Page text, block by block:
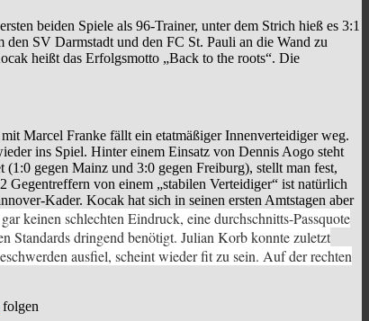
beiden Spiele als 96-Trainer, unter dem Strich hieß es 3:1
SV Darmstadt und den FC St. Pauli an die Wand zu
heißt das Erfolgsmotto „Back to the roots“. Die
Marcel Franke fällt ein etatmäßiger Innenverteidiger weg.
ins Spiel. Hinter einem Einsatz von Dennis Aogo steht
gegen Mainz und 3:0 gegen Freiburg), stellt man fest,
von einem „stabilen Verteidiger“ ist natürlich
Kader. Kocak hat sich in seinen ersten Amtstagen aber
keinen schlechten Eindruck, eine durchschnitts-Passquote
Standards dringend benötigt. Julian Korb konnte zuletzt
ausfiel, scheint wieder fit zu sein. Auf der rechten
folgen